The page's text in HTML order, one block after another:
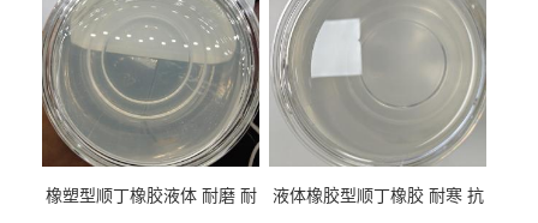
橡塑型顺丁橡胶液体 耐磨 耐
液体橡胶型顺丁橡胶 耐寒 抗